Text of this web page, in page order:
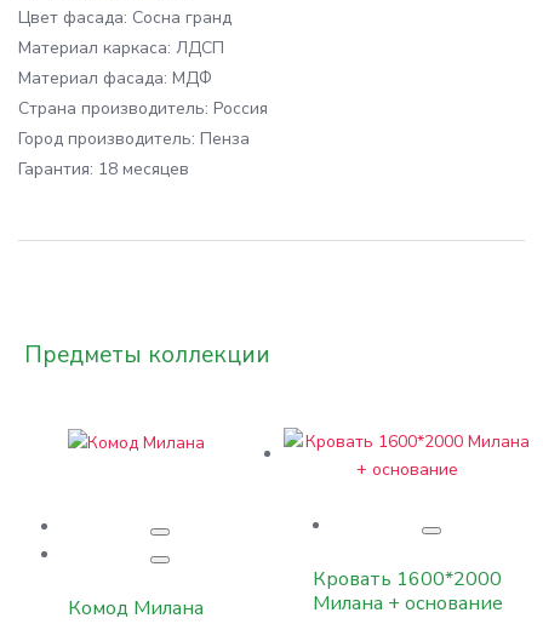
Цвет фасада: Сосна гранд
Материал каркаса: ЛДСП
Материал фасада: МДФ
Cтрана производитель: Россия
Город производитель: Пенза
Гарантия: 18 месяцев
Предметы коллекции
Комод Милана
Кровать 1600*2000
Милана + основание